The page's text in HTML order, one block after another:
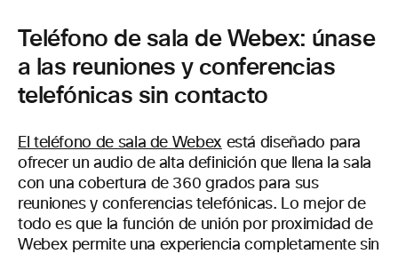
Teléfono de sala de Webex: únase
a las reuniones y conferencias
telefónicas sin contacto
El teléfono de sala de Webex está diseñado para
ofrecer un audio de alta definición que llena la sala
con una cobertura de 360 grados para sus
reuniones y conferencias telefónicas. Lo mejor de
todo es que la función de unión por proximidad de
Webex permite una experiencia completamente sin